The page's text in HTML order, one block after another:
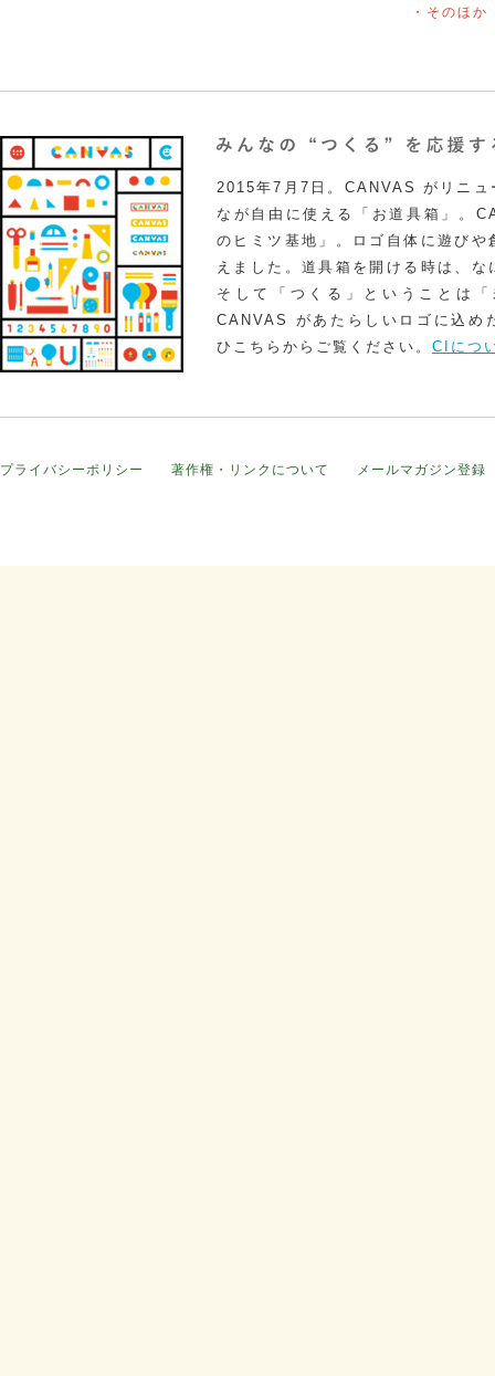
・そのほか
2015年7月7日。CANVAS がリニュ
なが自由に使える「お道具箱」。
のヒミツ基地」。ロゴ自体に遊び
えました。道具箱を開ける時は、
そして「つくる」ということは
CANVAS があたらしいロゴに込め
ひこちらからご覧ください。 CIにつ
プライバシーポリシー 著作権・リンクについて メールマガジン登録